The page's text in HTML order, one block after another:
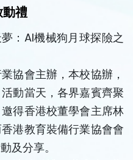
動禮
：AI機械狗月球探險之
協會主辦，本校協辦，
動當天，各界嘉賓齊聚
得香港校董學會主席林
港教育裝備行業協會會
及分享。